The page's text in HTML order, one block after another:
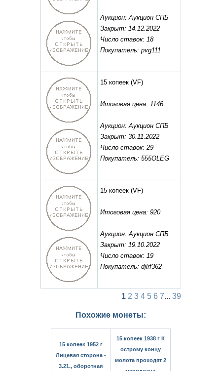
Аукцион: Аукцион СПБ
Закрыт: 14.12.2022
Число ставок: 18
Покупатель: pvg111
15 копеек (VF)
Итоговая цена: 1146
Аукцион: Аукцион СПБ
Закрыт: 30.11.2022
Число ставок: 29
Покупатель: 555OLEG
15 копеек (VF)
Итоговая цена: 920
Аукцион: Аукцион СПБ
Закрыт: 19.10.2022
Число ставок: 19
Покупатель: djlrf362
1 2 3 4 5 6 7... 39
Похожие монеты:
15 копеек 1952 г
Лицевая сторона -
3.21., оборотная
15 копеек 1938 г К
острому концу
молота проходят 2